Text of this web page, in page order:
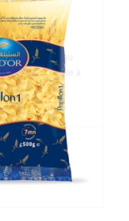
kg
Cuisson
Cuisson au
four : Facile à
farcir